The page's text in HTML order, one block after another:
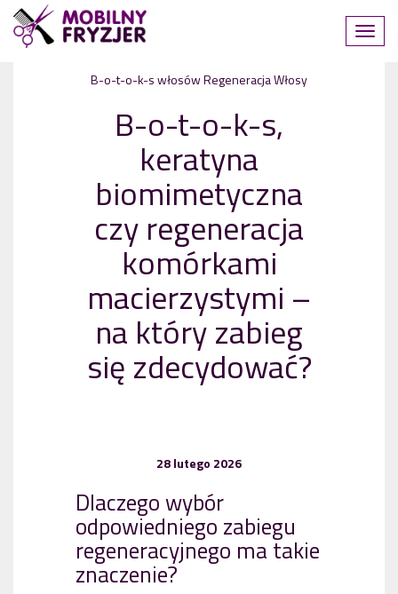
B-o-t-o-k-s włosówRegeneracjaWłosy
B-o-t-o-k-s,
keratyna
biomimetyczna
czy regeneracja
komórkami
macierzystymi –
na który zabieg
się zdecydować?
28 lutego 2026
Dlaczego wybór
odpowiedniego zabiegu
regeneracyjnego ma takie
znaczenie?